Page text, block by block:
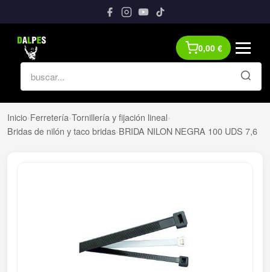
0,00 €
Inicio›Ferretería›Tornillería y fijación lineal›
Bridas de nilón y taco bridas›BRIDA NILON NEGRA 100 UDS 7,6